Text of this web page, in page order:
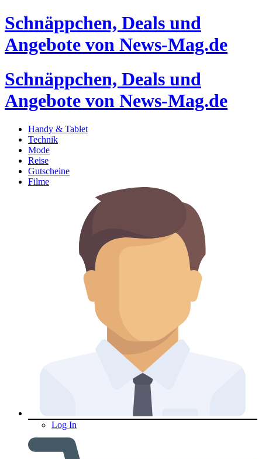
Schnäppchen, Deals und
Angebote von News-Mag.de
Schnäppchen, Deals und
Angebote von News-Mag.de
Handy & Tablet
Technik
Mode
Reise
Gutscheine
Filme
Log In